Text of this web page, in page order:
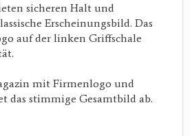
sicheren Halt und
Erscheinungsbild. Das
auf der linken Griffschale
mit Firmenlogo und
das stimmige Gesamtbild ab.